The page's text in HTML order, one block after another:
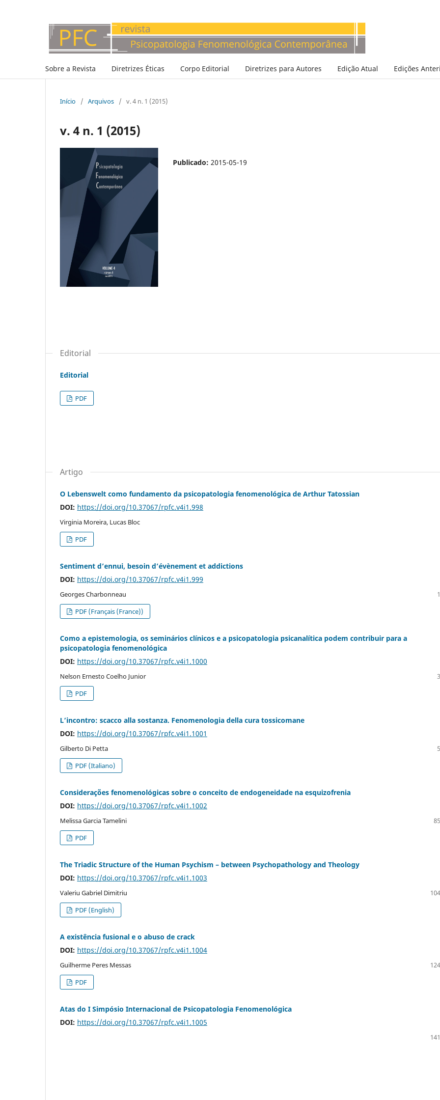
Sobre a Revista Diretrizes Éticas Corpo Editorial Diretrizes para Autores Edição Atual Edições
Início / Arquivos / v. 4 n. 1 (2015)
v. 4 n. 1 (2015)
Publicado: 2015-05-19
Editorial
Editorial
PDF
Artigo
O Lebenswelt como fundamento da psicopatologia fenomenológica de Arthur Tatossian
DOI: https://doi.org/10.37067/rpfc.v4i1.998
Virginia Moreira, Lucas Bloc
PDF
Sentiment d’ennui, besoin d’évènement et addictions
DOI: https://doi.org/10.37067/rpfc.v4i1.999
Georges Charbonneau
PDF (Français (France))
Como a epistemologia, os seminários clínicos e a psicopatologia psicanalítica podem contribuir para a
psicopatologia fenomenológica
DOI: https://doi.org/10.37067/rpfc.v4i1.1000
Nelson Ernesto Coelho Junior
PDF
L’incontro: scacco alla sostanza. Fenomenologia della cura tossicomane
DOI: https://doi.org/10.37067/rpfc.v4i1.1001
Gilberto Di Petta
PDF (Italiano)
Considerações fenomenológicas sobre o conceito de endogeneidade na esquizofrenia
DOI: https://doi.org/10.37067/rpfc.v4i1.1002
Melissa Garcia Tamelini
PDF
The Triadic Structure of the Human Psychism – between Psychopathology and Theology
DOI: https://doi.org/10.37067/rpfc.v4i1.1003
Valeriu Gabriel Dimitriu
PDF (English)
A existência fusional e o abuso de crack
DOI: https://doi.org/10.37067/rpfc.v4i1.1004
Guilherme Peres Messas
PDF
Atas do I Simpósio Internacional de Psicopatologia Fenomenológica
DOI: https://doi.org/10.37067/rpfc.v4i1.1005